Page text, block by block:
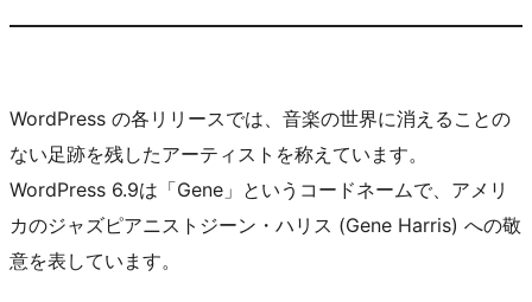
WordPress の各リリースでは、音楽の世界に消えることの
ない足跡を残したアーティストを称えています。
WordPress 6.9は「Gene」というコードネームで、アメリ
カのジャズピアニストジーン・ハリス (Gene Harris) への敬
意を表しています。